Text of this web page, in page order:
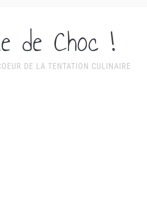
de Choc !
DE LA TENTATION CULINAIRE